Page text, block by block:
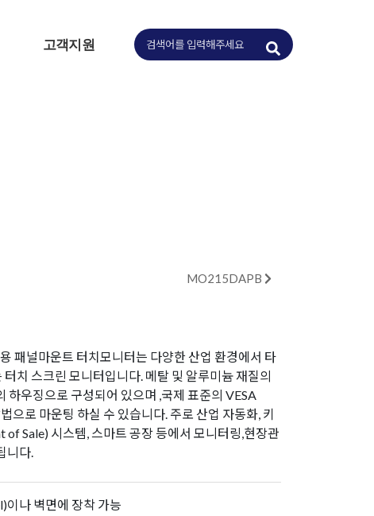
고객지원
패널마운트 터치모니터는 다양한 산업 환경에서 타
치 스크린 모니터입니다. 메탈 및 알루미늄 재질의
하우징으로 구성되어 있으며 ,국제 표준의 VESA
으로 마운팅 하실 수 있습니다. 주로 산업 자동화, 키
of Sale) 시스템, 스마트 공장 등에서 모니터링,현장관
니다.
이나 벽면에 장착 가능
MO215DAPB